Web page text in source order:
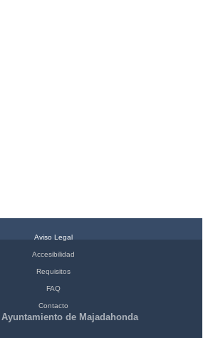
Aviso Legal
Accesibilidad
Requisitos
FAQ
Contacto
de Majadahonda